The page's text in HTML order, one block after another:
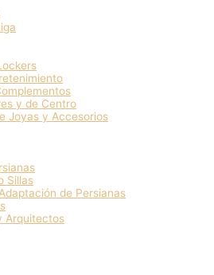
y de Centro
Joyas y Accesorios
Sillas
de Persianas
Arquitectos